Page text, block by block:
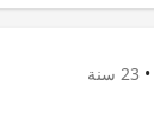
• 23 سنة